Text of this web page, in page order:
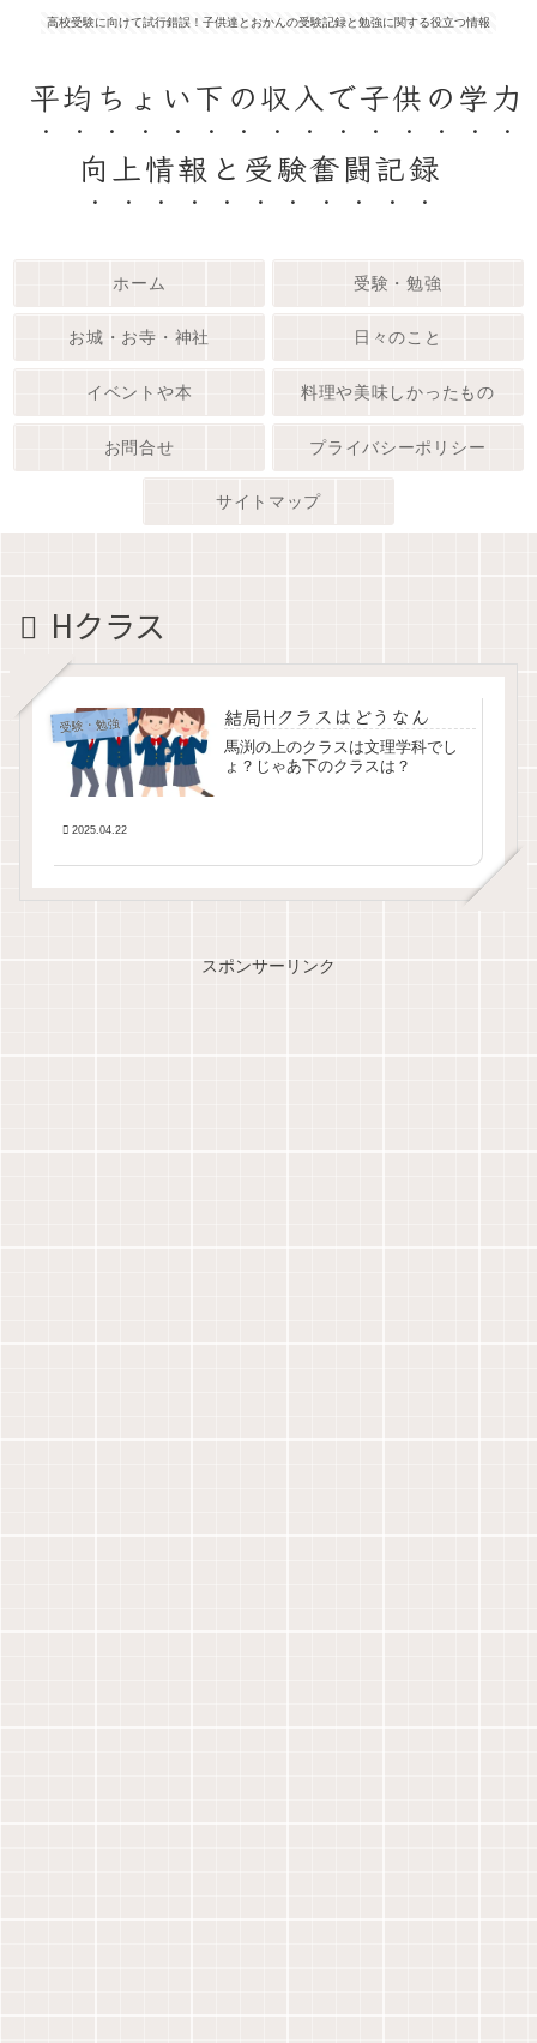
高校受験に向けて試行錯誤！子供達とおかんの受験記録と勉強に関する役立つ情報
平均ちょい下の収入で子供の学力
向上情報と受験奮闘記録
ホーム 受験・勉強
お城・お寺・神社 日々のこと
イベントや本 料理や美味しかったもの
お問合せ プライバシーポリシー
サイトマップ
Hクラス
受験・勉強 結局Hクラスはどうなん
馬渕の上のクラスは文理学科でし
ょ？じゃあ下のクラスは？
2025.04.22
スポンサーリンク